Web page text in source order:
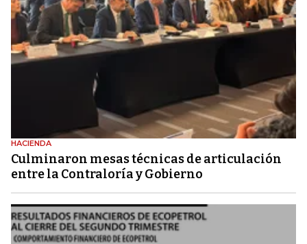
HACIENDA
Culminaron mesas técnicas de articulación
entre la Contraloría y Gobierno